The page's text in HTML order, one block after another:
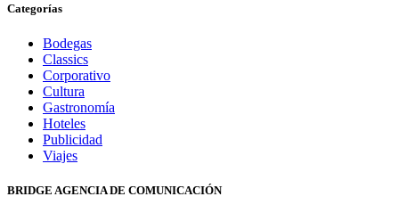
Categorías
Bodegas
Classics
Corporativo
Cultura
Gastronomía
Hoteles
Publicidad
Viajes
BRIDGE AGENCIA DE COMUNICACIÓN